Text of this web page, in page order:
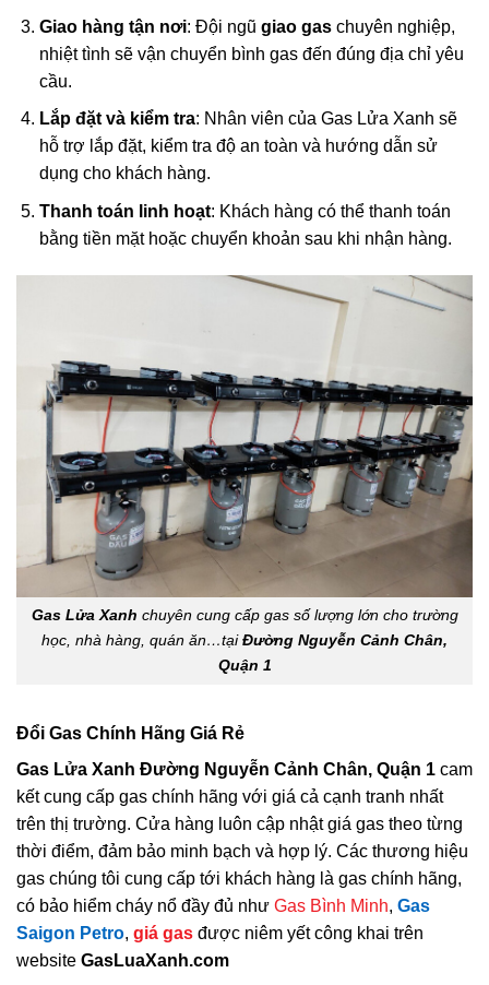
Giao hàng tận nơi: Đội ngũ giao gaschuyên nghiệp,
nhiệt tình sẽ vận chuyển bình gas đến đúng địa chỉ yêu
cầu.
Lắp đặt và kiểm tra: Nhân viên của Gas Lửa Xanh sẽ
hỗ trợ lắp đặt, kiểm tra độ an toàn và hướng dẫn sử
dụng cho khách hàng.
Thanh toán linh hoạt: Khách hàng có thể thanh toán
bằng tiền mặt hoặc chuyển khoản sau khi nhận hàng.
Gas Lửa Xanh chuyên cung cấp gas số lượng lớn cho trường
học, nhà hàng, quán ăn…tạiĐường Nguyễn Cảnh Chân,
Quận 1
Đổi Gas Chính Hãng Giá Rẻ
Gas Lửa Xanh Đường Nguyễn Cảnh Chân, Quận 1 cam
kết cung cấp gas chính hãng với giá cả cạnh tranh nhất
trên thị trường. Cửa hàng luôn cập nhật giá gas theo từng
thời điểm, đảm bảo minh bạch và hợp lý. Các thương hiệu
gas chúng tôi cung cấp tới khách hàng là gas chính hãng,
có bảo hiểm cháy nổ đầy đủ như Gas Bình Minh, Gas
Saigon Petro, giá gas được niêm yết công khai trên
website GasLuaXanh.com